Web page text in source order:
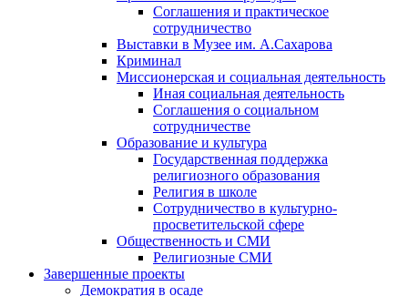
Соглашения и практическое
сотрудничество
Выставки в Музее им. А.Сахарова
Криминал
Миссионерская и социальная деятельность
Иная социальная деятельность
Соглашения о социальном
сотрудничестве
Образование и культура
Государственная поддержка
религиозного образования
Религия в школе
Сотрудничество в культурно-
просветительской сфере
Общественность и СМИ
Религиозные СМИ
Завершенные проекты
Демократия в осаде